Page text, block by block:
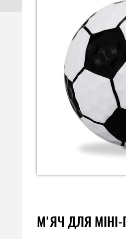
М'ЯЧ ДЛЯ